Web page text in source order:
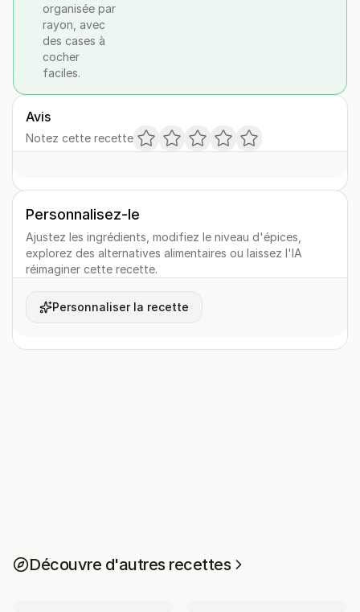
organisée par
rayon, avec
des cases à
cocher
faciles.
Avis
Notez cette recette
Personnalisez-le
Ajustez les ingrédients, modifiez le niveau d'épices,
explorez des alternatives alimentaires ou laissez l'IA
réimaginer cette recette.
Personnaliser la recette
Découvre d'autres recettes